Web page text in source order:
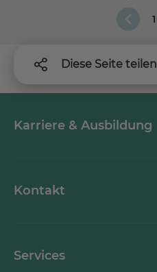
1
Diese Seite teilen
Karriere & Ausbildung
Kontakt
Services